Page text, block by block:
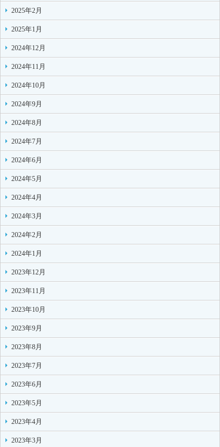
2025年2月
2025年1月
2024年12月
2024年11月
2024年10月
2024年9月
2024年8月
2024年7月
2024年6月
2024年5月
2024年4月
2024年3月
2024年2月
2024年1月
2023年12月
2023年11月
2023年10月
2023年9月
2023年8月
2023年7月
2023年6月
2023年5月
2023年4月
2023年3月